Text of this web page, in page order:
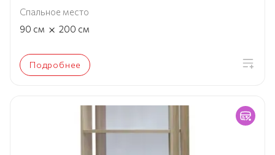
Спальное место
90 см × 200 см
Подробнее